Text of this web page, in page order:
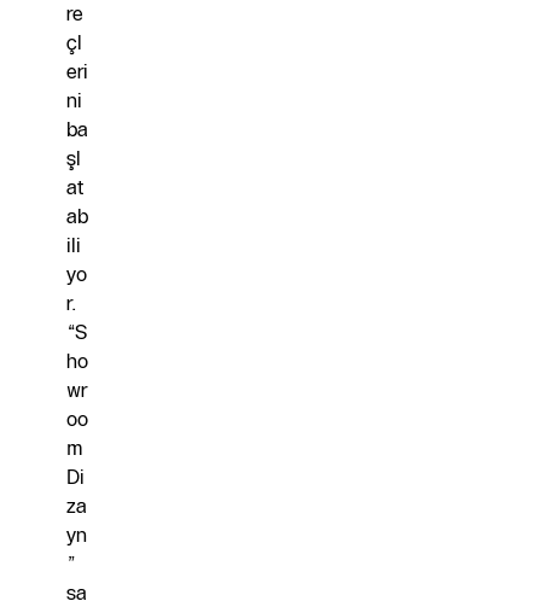
re
çl
eri
ni
ba
şl
at
ab
ili
yo
r.
“S
ho
wr
oo
m
Di
za
yn
”
sa